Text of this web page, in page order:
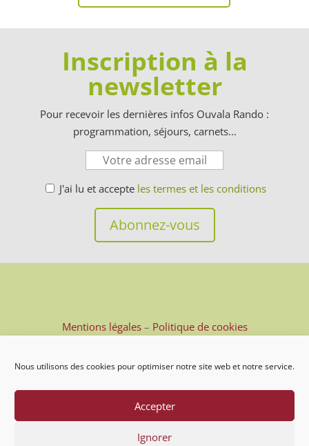
Nous utilisons des cookies pour optimiser notre site web et notre service.
Accepter
Ignorer
Inscription à la
newsletter
Pour recevoir les dernières infos Ouvala Rando :
programmation, séjours, carnets...
J'ai lu et accepte les termes et les conditions
Mentions légales– Politique de cookies